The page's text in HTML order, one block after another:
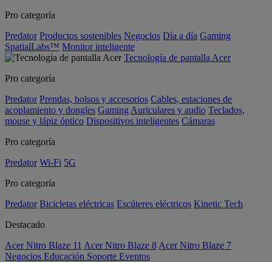
Pro categoría
Predator Productos sostenibles Negocios Día a día Gaming
SpatialLabs™ Monitor inteligente
Tecnología de pantalla Acer
Pro categoría
Predator Prendas, bolsos y accesorios Cables, estaciones de
acoplamiento y dongles Gaming Auriculares y audio Teclados,
mouse y lápiz óptico Dispositivos inteligentes Cámaras
Pro categoría
Predator Wi-Fi 5G
Pro categoría
Predator Bicicletas eléctricas Escúteres eléctricos Kinetic Tech
Destacado
Acer Nitro Blaze 11 Acer Nitro Blaze 8 Acer Nitro Blaze 7
Negocios Educación Soporte Eventos